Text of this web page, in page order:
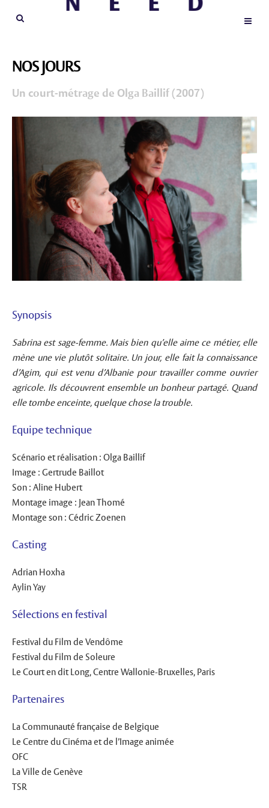
NOS JOURS
Un court-métrage de Olga Baillif (2007)
Synopsis
Sabrina est sage-femme. Mais bien qu’elle aime ce métier, elle
mène une vie plutôt solitaire. Un jour, elle fait la connaissance
d’Agim, qui est venu d’Albanie pour travailler comme ouvrier
agricole. Ils découvrent ensemble un bonheur partagé. Quand
elle tombe enceinte, quelque chose la trouble.
Equipe technique
Scénario et réalisation : Olga Baillif
Image : Gertrude Baillot
Son : Aline Hubert
Montage image : Jean Thomé
Montage son : Cédric Zoenen
Casting
Adrian Hoxha
Aylin Yay
Sélections en festival
Festival du Film de Vendôme
Festival du Film de Soleure
Le Court en dit Long, Centre Wallonie-Bruxelles, Paris
Partenaires
La Communauté française de Belgique
Le Centre du Cinéma et de l’Image animée
OFC
La Ville de Genève
TSR